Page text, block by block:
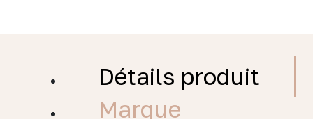
Détails produit
Marque